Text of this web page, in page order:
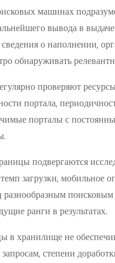
машинах
вывода в
о наполнении,
обнаруживать
проверяют
портала,
порталы с
подвергаются
темп загрузки,
разнообразным
ранги в результатах.
в хранилище не
степени